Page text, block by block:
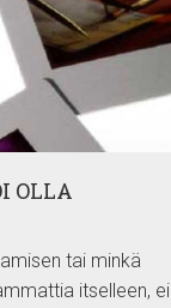
OLLA
tai minkä
itselleen, ei